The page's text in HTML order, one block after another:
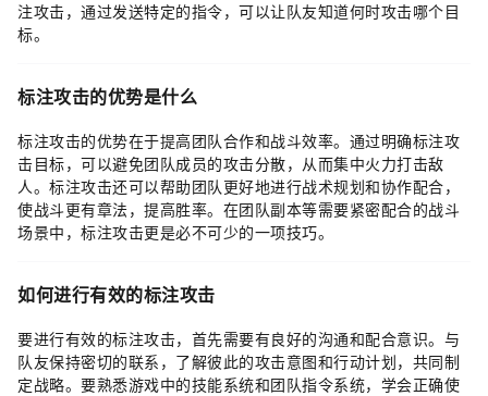
注攻击，通过发送特定的指令，可以让队友知道何时攻击哪个目
标。
标注攻击的优势是什么
标注攻击的优势在于提高团队合作和战斗效率。通过明确标注攻
击目标，可以避免团队成员的攻击分散，从而集中火力打击敌
人。标注攻击还可以帮助团队更好地进行战术规划和协作配合，
使战斗更有章法，提高胜率。在团队副本等需要紧密配合的战斗
场景中，标注攻击更是必不可少的一项技巧。
如何进行有效的标注攻击
要进行有效的标注攻击，首先需要有良好的沟通和配合意识。与
队友保持密切的联系，了解彼此的攻击意图和行动计划，共同制
定战略。要熟悉游戏中的技能系统和团队指令系统，学会正确使